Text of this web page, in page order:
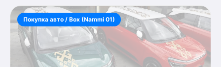
Покупка авто / Box (Nammi 01)